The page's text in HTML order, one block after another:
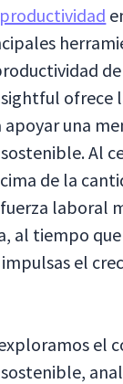
ofrece
apoyar una
Al
de la
laboral
al tiempo
el
el